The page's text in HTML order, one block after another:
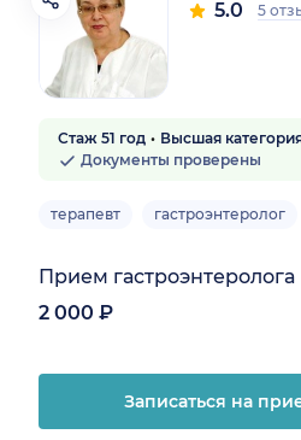
5.0 5
Стаж 51 год
Высшая
Документы проверены
терапевт гастроэнтеролог
Прием гастроэнтеролога
2 000 ₽
Записаться на